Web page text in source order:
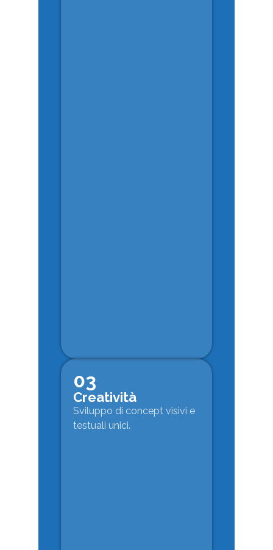
03
Creatività
Sviluppo di concept visivi e
testuali unici.